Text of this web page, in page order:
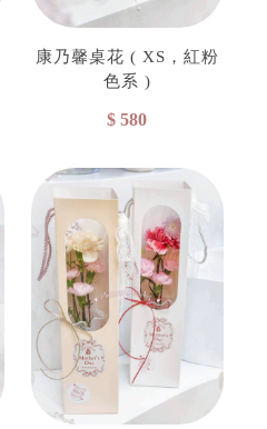
康乃馨桌花 ( XS，紅粉
色系 )
$ 580